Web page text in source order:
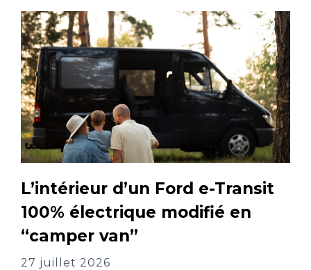
L’intérieur d’un Ford e-Transit
100% électrique modifié en
“camper van”
27 juillet 2026